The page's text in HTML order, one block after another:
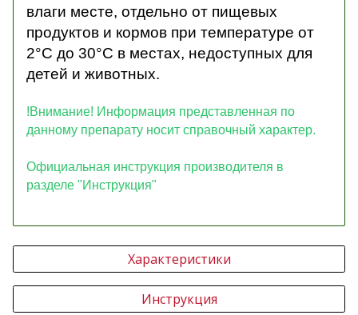
влаги месте, отдельно от пищевых
продуктов и кормов при температуре от
2°С до 30°С в местах, недоступных для
детей и животных.
!Внимание! Информация представленная по
данному препарату носит справочный характер.
Официальная инструкция производителя в
разделе "Инструкция"
Характеристики
Инструкция